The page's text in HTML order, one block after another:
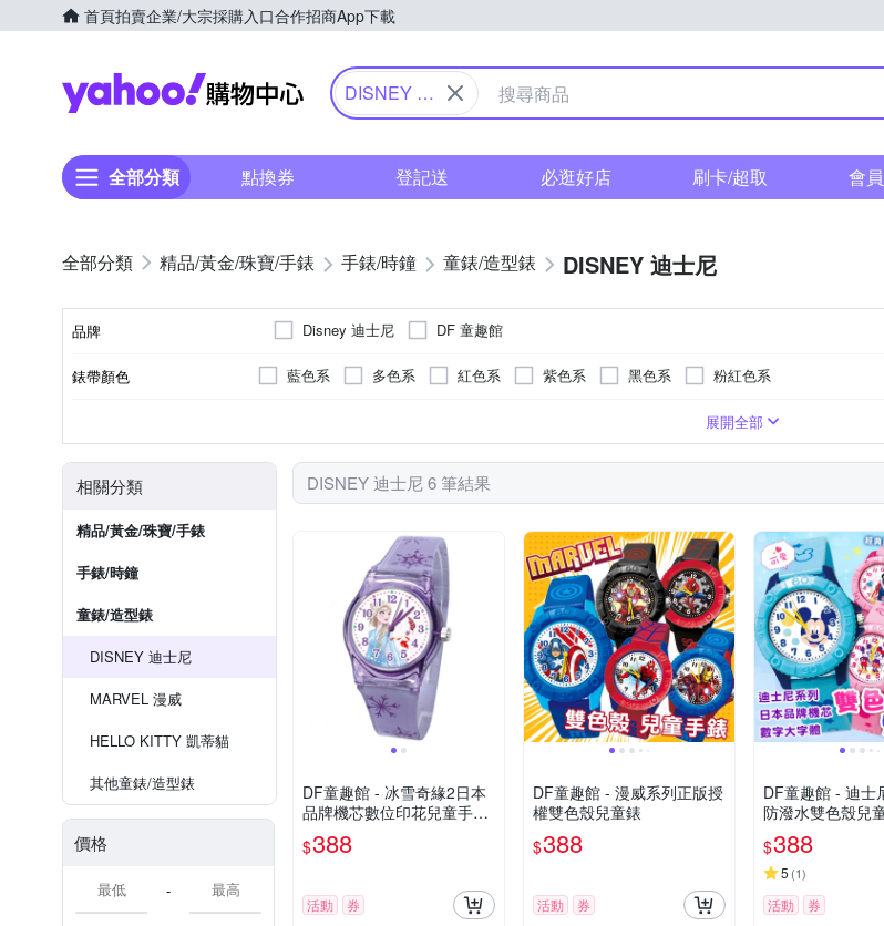
首頁拍賣企業/大宗採購入口合作招商App下載
Yahoo購物中心
DISNEY 迪
全部分類 點換券 登記送 必逛好店 刷卡/超取 會
精品/黃金/珠寶/手錶 手錶/時鐘 童錶/造型錶 DISNEY 迪士尼
品牌 Disney 迪士尼 DF 童趣館
錶帶顏色 藍色系 多色系 紅色系 紫色系 黑色系 粉紅色系
咖啡色系
展開全部
相關分類
精品/黃金/珠寶/手錶
手錶/時鐘
童錶/造型錶
DISNEY 迪士尼
MARVEL 漫威
HELLO KITTY 凱蒂貓
其他童錶/造型錶
價格
-
DISNEY 迪士尼 6 筆結果
DF童趣館 - 冰雪奇緣2日本
品牌機芯數位印花兒童手錶-
共3色
$388
活動 券
DF童趣館 - 漫威系列正版授
權雙色殼兒童錶
$388
活動 券
DF童趣館 - 迪士
防潑水雙色殼兒
可選
$388
5 (1)
活動 券